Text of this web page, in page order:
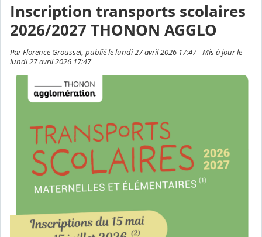
Inscription transports scolaires
2026/2027 THONON AGGLO
Par Florence Grousset, publié le lundi 27 avril 2026 17:47 - Mis à jour le
lundi 27 avril 2026 17:47